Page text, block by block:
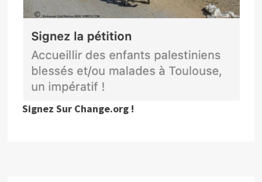
Signez Sur Change.org !